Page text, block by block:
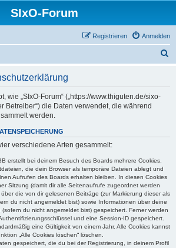
SIxO-Forum
Anmelden
Registrieren
wie „SIxO-Forum“ („https://www.thiguten.de/sixo-
Betreiber“) die Daten verwendet, die während
werden.
verschiedene Arten gesammelt:
erstellt bei deinem Besuch des Boards mehrere Cookies.
die dein Browser als temporäre Dateien ablegt und
Aufrufen des Boards erhalten bleiben. In diesen Cookies
Sitzung (damit dir alle Seitenaufrufe zugeordnet werden
die von dir gelesenen Beiträge (zur Markierung dieser als
du nicht angemeldet bist) sowie Informationen über deine
(sofern du nicht angemeldet bist) gespeichert. Ferner werden
und eine Session-ID gespeichert.
eine Gültigkeit von einem Jahr. Alle Cookies kannst
„Alle Cookies löschen“ löschen.
gespeichert, die du bei der Registrierung, in deinem Profil